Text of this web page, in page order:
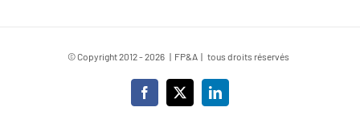
© Copyright 2012 -2026 | FP&A | tous droits réservés
Facebook
X LinkedIn